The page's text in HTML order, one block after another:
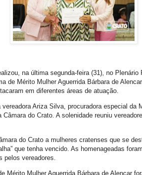
na última segunda-feira (31), no
de Mérito Mulher Aguerrida Bárbara de
em diferentes áreas de atuação.
Ariza Silva, procuradora especial da
Câmara do Crato. A solenidade reuniu
do Crato a mulheres cratenses que se
que tenha vencido. As homenageadas
pelos vereadores.
Mérito Mulher Aguerrida Bárbara de Alencar